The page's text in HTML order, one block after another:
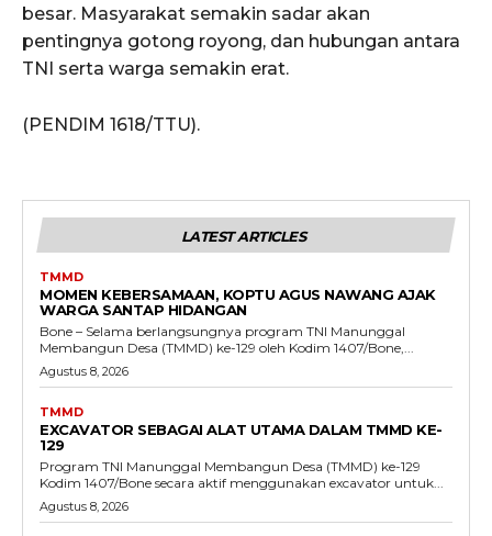
besar. Masyarakat semakin sadar akan
pentingnya gotong royong, dan hubungan antara
TNI serta warga semakin erat.
(PENDIM 1618/TTU).
LATEST ARTICLES
TMMD
MOMEN KEBERSAMAAN, KOPTU AGUS NAWANG AJAK
WARGA SANTAP HIDANGAN
Bone – Selama berlangsungnya program TNI Manunggal
Membangun Desa (TMMD) ke-129 oleh Kodim 1407/Bone,...
Agustus 8, 2026
TMMD
EXCAVATOR SEBAGAI ALAT UTAMA DALAM TMMD KE-
129
Program TNI Manunggal Membangun Desa (TMMD) ke-129
Kodim 1407/Bone secara aktif menggunakan excavator untuk...
Agustus 8, 2026